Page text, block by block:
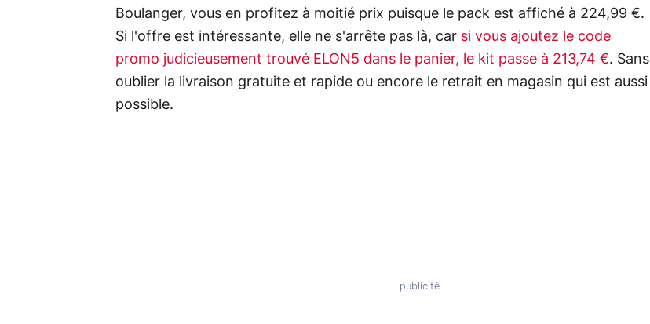
Boulanger, vous en profitez à moitié prix puisque le pack est affiché à 224,99 €.
Si l'offre est intéressante, elle ne s'arrête pas là, car si vous ajoutez le code
promo judicieusement trouvé ELON5 dans le panier, le kit passe à 213,74 €. Sans
oublier la livraison gratuite et rapide ou encore le retrait en magasin qui est aussi
possible.